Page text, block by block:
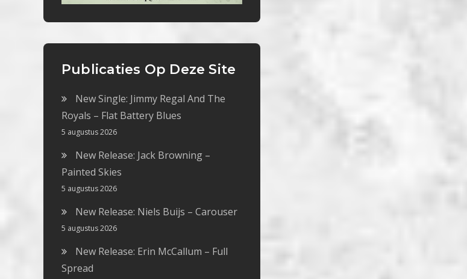
Publicaties Op Deze Site
New Single: Jimmy Regal And The
Royals – Flat Battery Blues
5 augustus 2026
New Release: Jack Browning –
Painted Skies
5 augustus 2026
New Release: Niels Buijs – Carouser
5 augustus 2026
New Release: Erin McCallum – Full
Spread